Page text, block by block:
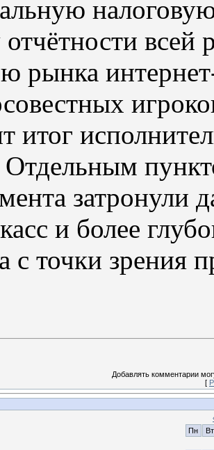
отчётности
рынка
итог
затронули
и более
с точки зрения
Добавлять комментарии
[
Пн
Вт